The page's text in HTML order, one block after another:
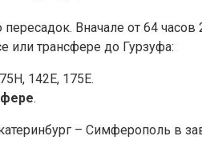
Вначале от 64 часов
или трансфере до Гурзуфа:
142Е, 175Е.
.
– Симферополь в